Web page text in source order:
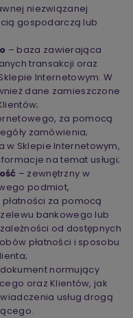
niezwiązanej
gospodarczą lub
– baza zawierająca
transakcji oraz
Internetowym. W
dane zamieszczone
za pomocą
zamówienia;
w Sklepie Internetowym,
na temat usługi;
– zewnętrzny w
podmiot,
za pomocą
bankowego lub
od dostępnych
płatności i sposobu
normujący
oraz Klientów, jak
usług drogą